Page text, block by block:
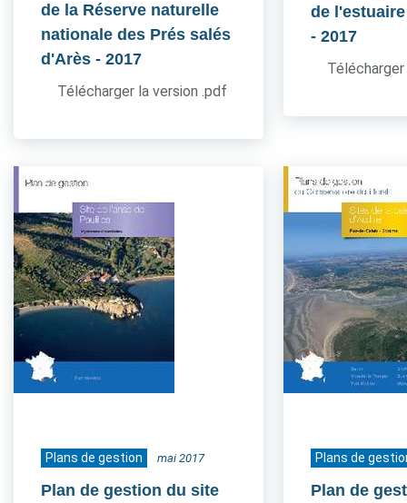
de la Réserve naturelle
nationale des Prés salés
d'Arès - 2017
Télécharger la version .pdf
de
- 2017
Plans de gestion mai 2017
Plan de gestion du site
Plans de
Plan de